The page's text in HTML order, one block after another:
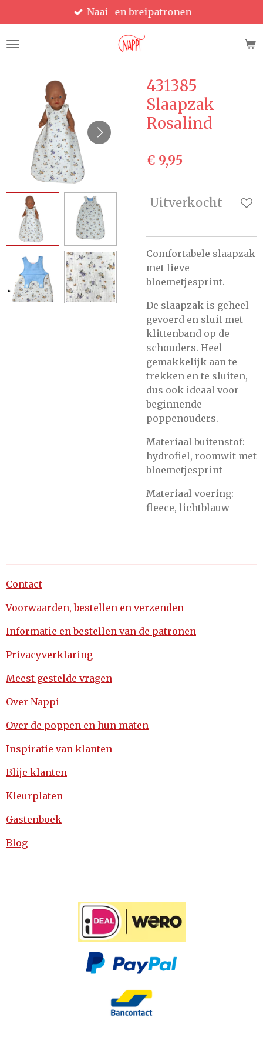
direct
naar
Naai- en breipatronen
431385
Slaapzak
Rosalind
€ 9,95
Uitverkocht
Comfortabele slaapzak
met lieve
bloemetjesprint.
De slaapzak is geheel
gevoerd en sluit met
klittenband op de
schouders. Heel
gemakkelijk aan te
trekken en te sluiten,
dus ook ideaal voor
beginnende
poppenouders.
Materiaal buitenstof:
hydrofiel, roomwit met
bloemetjesprint
Materiaal voering:
fleece, lichtblauw
Contact
Voorwaarden, bestellen en verzenden
Informatie en bestellen van de patronen
Privacyverklaring
Meest gestelde vragen
Over Nappi
Over de poppen en hun maten
Inspiratie van klanten
Blije klanten
Kleurplaten
Gastenboek
Blog